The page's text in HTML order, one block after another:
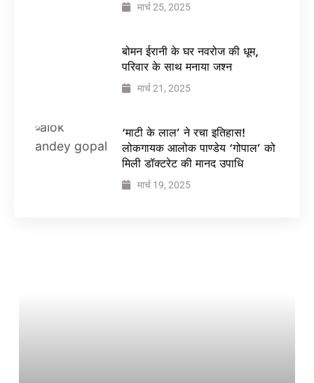
मार्च 25, 2025
बोमन ईरानी के घर नवरोज की धूम,
परिवार के साथ मनाया जश्न
मार्च 21, 2025
‘माटी के लाल’ ने रचा इतिहास!
लोकगायक आलोक पाण्डेय ‘गोपाल’ को
मिली डॉक्टरेट की मानद उपाधि
मार्च 19, 2025